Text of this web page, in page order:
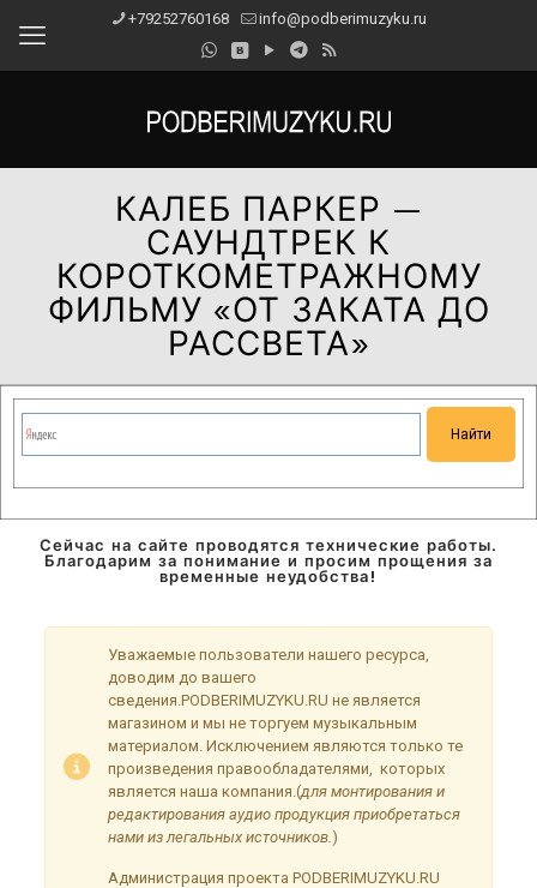
+79252760168 info@podberimuzyku.ru
КАЛЕБ ПАРКЕР —
САУНДТРЕК К
КОРОТКОМЕТРАЖНОМУ
ФИЛЬМУ «ОТ ЗАКАТА ДО
РАССВЕТА»
Сейчас на сайте проводятся технические работы.
Благодарим за понимание и просим прощения за
временные неудобства!
Уважаемые пользователи нашего ресурса,
доводим до вашего
сведения.PODBERIMUZYKU.RU не является
магазином и мы не торгуем музыкальным
материалом. Исключением являются только те
произведения правообладателями, которых
является наша компания.(для монтирования и
редактирования аудио продукция приобретаться
нами из легальных источников.)
Администрация проекта PODBERIMUZYKU.RU